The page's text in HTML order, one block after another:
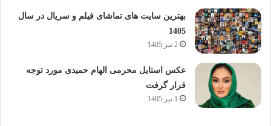
بهترین سایت های تماشای فیلم و سریال در سال
1405
2 تیر 1405
عکس استایل محرمی الهام حمیدی مورد توجه
قرار گرفت
1 تیر 1405